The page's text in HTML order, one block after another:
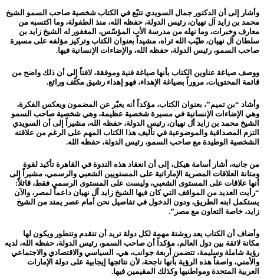
وأشار إلى أن الدكتور جمال السويدي تتبّع في الكتاب شخصية صاحب السمو الشيخ
محمد بن زايد آل نهيان، رئيس الدولة، حفظه الله، منذ الطفولة، وما اكتسبه من
معارف وخبرات، وما نهله من مدرسة الأب المؤسّس، المغفور له الشيخ زايد بن
سلطان آل نهيان، طيّب الله ثراه، مشيداً بعنوان الكتاب وتركيز مؤلفه على مسيرة
صاحب السمو، رئيس الدولة، حفظه الله، والإضاءات الإنسانية فيها.
ووصف صياغة عناوين الكتاب بأنها صياغة فنية وموفقة، لافتاً إلى أن ذلك واضح من
قائمة المحتويات، مروراً بصياغة الإهداء، فهو إهداء رشيق مكثّف ورائع.
وأشاد “بن تميم”، بعنوان الكتاب، مؤكداً أنه يعبّر عن المضمون ويعكس الفكرة،
وهي الإضاءات الإنسانية في مسيرة شخصية عظيمة، وهي شخصية صاحب السمو
الشيخ محمد بن زايد أل نهيان، رئيس الدولة، حفظه الله، مشيراً إلى أن السويدي
التزم المصداقية والموضوعية في تأليف هذا الكتاب المهم على الرغم من علاقته
الشخصية الوطيدة مع صاحب السمو، رئيس الدولة، حفظه الله.
من جانبه، أشار أسامة هيكل، إلى أن انعقاد هذه الندوة في القاهرة تأكيد لقوة
ومتانة العلاقات المصرية الإماراتية على المستويين الشعبي والرسمي، مشيراً إلى
أنها علاقات على المستوى الشعبي، وليست على المستوى الرسمي فقط، قائلاً:
“رأيت العديد من المواقف التي كان فيها الشيخ زايد آل نهيان داعماً لمصر، والآن
يستكمل ابنه الطريق، ودون الدخول في تفاصيل نحن أمام عصر يمتد من الشيخ
زايد، خاصة التعاون مع مصر”.
وأضاف أن الكتاب يعد روشتة مهمة لكل دولة تريد أن تتقدم وتتطور ويكون لها
مكانة لائقة بين دول العالم، مؤكداً أن صاحب السمو، رئيس الدولة، حفظه الله، لديه
رؤية شاملة وسليمة، تتضمن أربعة جوانب، هي، السياسي والاقتصادي والاجتماعي
والأمني، واصفاً هذه الرؤية بأنها ناجحة، لأن نتائجها إيجابية على دولة الإمارات
العربية المتحدة ومواطنيها وكذلك المقيمين فيها.